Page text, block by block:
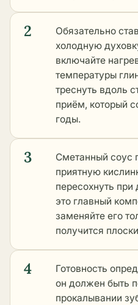
2
Обязательно
холодную
включайте
температуры
треснуть вдоль
приём, который
годы.
3
Сметанный соус
приятную
пересохнуть при
это главный
заменяйте его
получится
4
Готовность
он должен быть
прокалывании